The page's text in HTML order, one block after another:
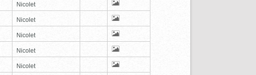
Nicolet
Nicolet
Nicolet
Nicolet
Nicolet